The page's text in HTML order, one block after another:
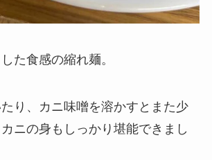
た食感の縮れ麺。
り、カニ味噌を溶かすとまた少
ニの身もしっかり堪能できまし